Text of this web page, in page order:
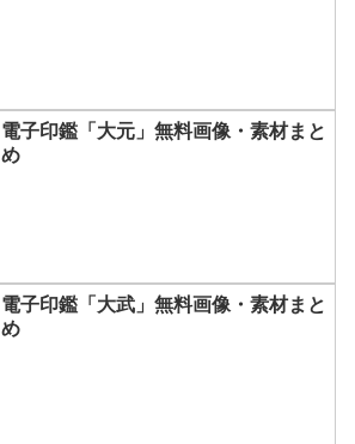
電子印鑑「大元」無料画像・素材まと
め
電子印鑑「大武」無料画像・素材まと
め